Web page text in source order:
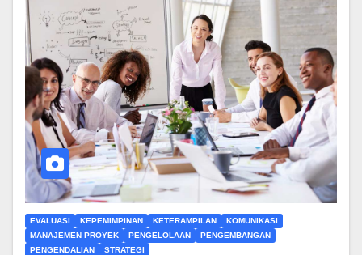
EVALUASI KEPEMIMPINAN KETERAMPILAN
KOMUNIKASI
MANAJEMEN PROYEK
PENGELOLAAN
PENGEMBANGAN
PENGENDALIAN
STRATEGI